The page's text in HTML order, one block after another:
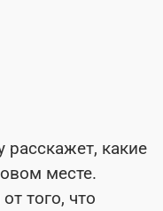
расскажет, какие
месте.
того, что